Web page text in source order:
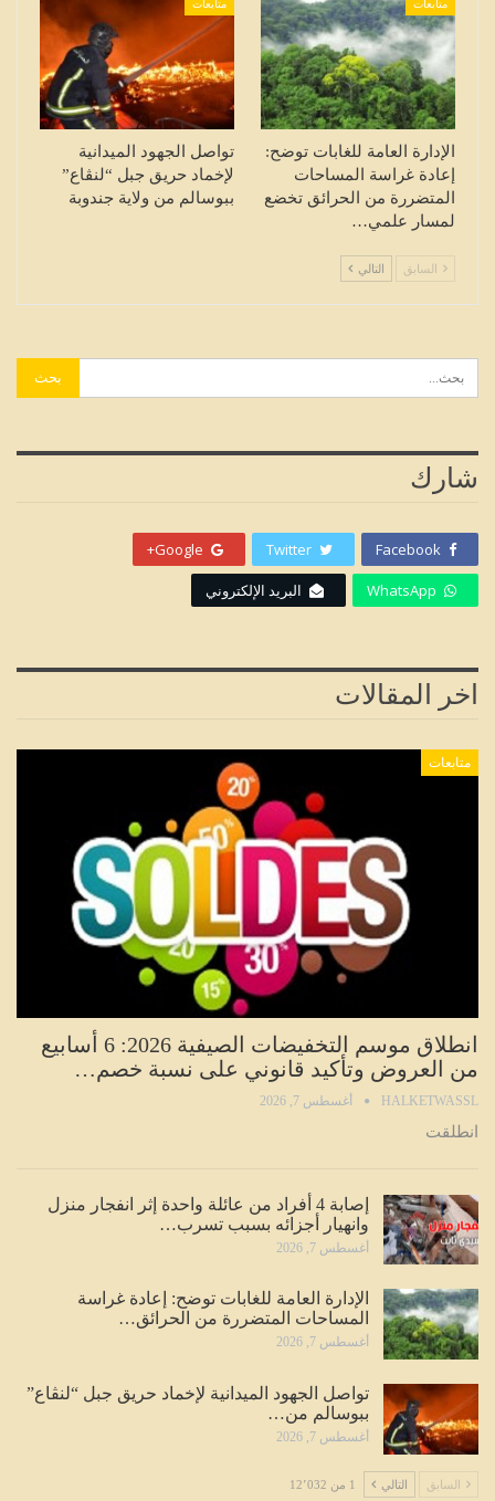
متابعات
الإدارة العامة للغابات توضح:
إعادة غراسة المساحات
المتضررة من الحرائق تخضع
لمسار علمي…
متابعات
تواصل الجهود الميدانية
لإخماد حريق جبل “لنڨاع”
ببوسالم من ولاية جندوبة
السابق التالي
شارك
Facebook
Twitter
Google+
WhatsApp البريد الإلكتروني
اخر المقالات
متابعات
انطلاق موسم التخفيضات الصيفية 2026: 6 أسابيع
من العروض وتأكيد قانوني على نسبة خصم…
HALKETWASSL أغسطس 7, 2026
انطلقت
إصابة 4 أفراد من عائلة واحدة إثر انفجار منزل
وانهيار أجزائه بسبب تسرب…
أغسطس 7, 2026
الإدارة العامة للغابات توضح: إعادة غراسة
المساحات المتضررة من الحرائق…
أغسطس 7, 2026
تواصل الجهود الميدانية لإخماد حريق جبل “لنڨاع”
ببوسالم من…
أغسطس 7, 2026
السابق التالي 1 من 12٬032